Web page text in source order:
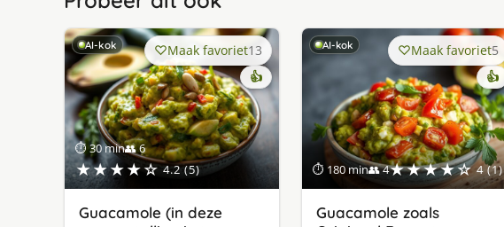
AI-kok
⏱ 30 min👥 6
★★★★☆ 4.2 (5)
Maak favoriet13
👍
Guacamole (in deze
AI-kok
⏱ 180 min👥 4★★★★☆ 4 (1)
Maak favoriet5
👍
Guacamole zoals